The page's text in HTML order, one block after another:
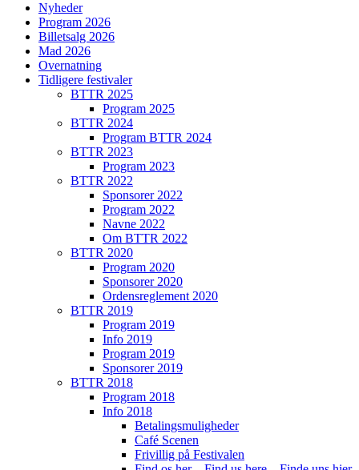
Nyheder
Program 2026
Billetsalg 2026
Mad 2026
Overnatning
Tidligere festivaler
BTTR 2025
Program 2025
BTTR 2024
Program BTTR 2024
BTTR 2023
Program 2023
BTTR 2022
Sponsorer 2022
Program 2022
Navne 2022
Om BTTR 2022
BTTR 2020
Program 2020
Sponsorer 2020
Ordensreglement 2020
BTTR 2019
Program 2019
Info 2019
Program 2019
Sponsorer 2019
BTTR 2018
Program 2018
Info 2018
Betalingsmuligheder
Café Scenen
Frivillig på Festivalen